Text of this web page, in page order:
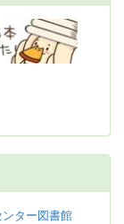
ター図書館